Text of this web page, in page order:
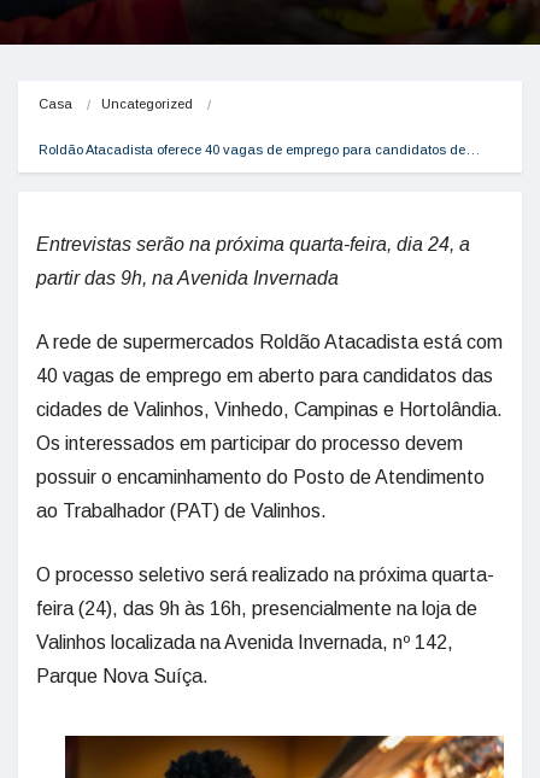
Casa Uncategorized
Roldão Atacadista oferece 40 vagas de emprego para candidatos de…
Entrevistas serão na próxima quarta-feira, dia 24, a
partir das 9h, na Avenida Invernada
A rede de supermercados Roldão Atacadista está com
40 vagas de emprego em aberto para candidatos das
cidades de Valinhos, Vinhedo, Campinas e Hortolândia.
Os interessados em participar do processo devem
possuir o encaminhamento do Posto de Atendimento
ao Trabalhador (PAT) de Valinhos.
O processo seletivo será realizado na próxima quarta-
feira (24), das 9h às 16h, presencialmente na loja de
Valinhos localizada na Avenida Invernada, nº 142,
Parque Nova Suíça.